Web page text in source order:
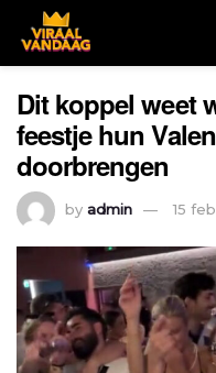
Dit koppel weet
feestje hun
doorbrengen
by admin 15